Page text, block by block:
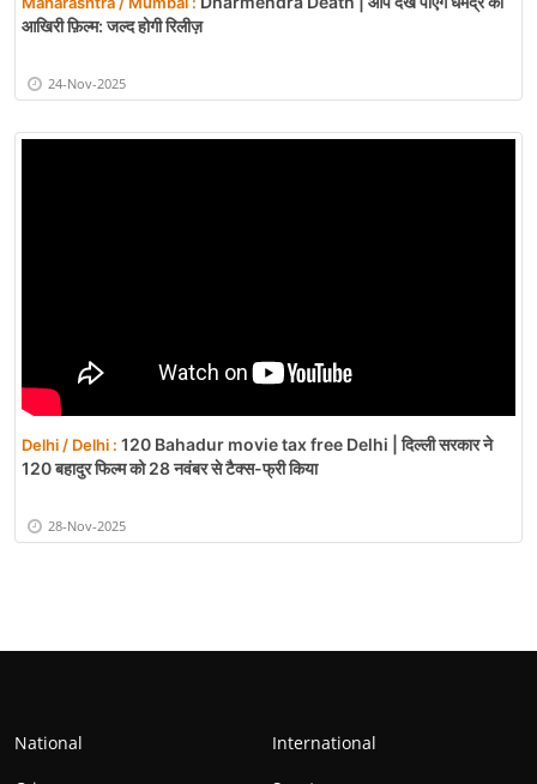
आखिरी फ़िल्म: जल्द होगी रिलीज़
24-Nov-2025
Delhi / Delhi : 120 Bahadur movie tax free Delhi | दिल्ली सरकार ने
120 बहादुर फिल्म को 28 नवंबर से टैक्स-फ्री किया
28-Nov-2025
National
International